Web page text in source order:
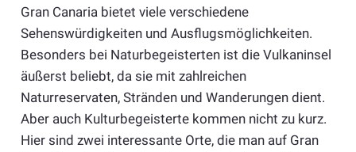
Gran Canaria bietet viele verschiedene
Sehenswürdigkeiten und Ausflugsmöglichkeiten.
Besonders bei Naturbegeisterten ist die Vulkaninsel
äußerst beliebt, da sie mit zahlreichen
Naturreservaten, Stränden und Wanderungen dient.
Aber auch Kulturbegeisterte kommen nicht zu kurz.
Hier sind zwei interessante Orte, die man auf Gran